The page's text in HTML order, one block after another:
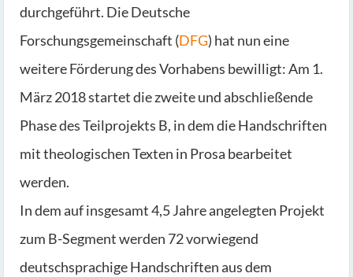
durchgeführt. Die Deutsche
Forschungsgemeinschaft (DFG) hat nun eine
weitere Förderung des Vorhabens bewilligt: Am 1.
März 2018 startet die zweite und abschließende
Phase des Teilprojekts B, in dem die Handschriften
mit theologischen Texten in Prosa bearbeitet
werden.
In dem auf insgesamt 4,5 Jahre angelegten Projekt
zum B-Segment werden 72 vorwiegend
deutschsprachige Handschriften aus dem